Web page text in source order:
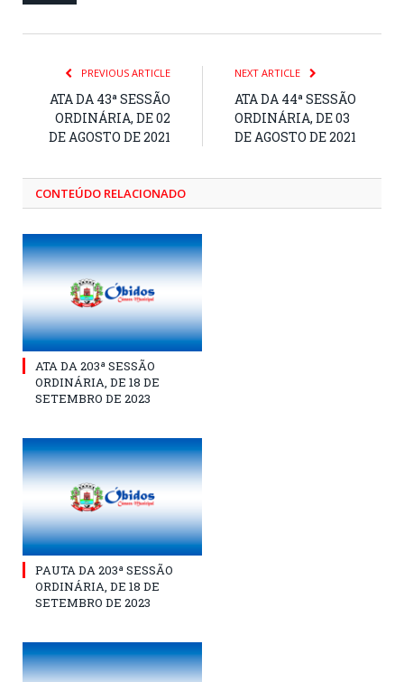
PREVIOUS ARTICLE
ATA DA 43ª SESSÃO
ORDINÁRIA, DE 02
DE AGOSTO DE 2021
NEXT ARTICLE
ATA DA 44ª SESSÃO
ORDINÁRIA, DE 03
DE AGOSTO DE 2021
CONTEÚDO RELACIONADO
ATA DA 203ª SESSÃO
ORDINÁRIA, DE 18 DE
SETEMBRO DE 2023
PAUTA DA 203ª SESSÃO
ORDINÁRIA, DE 18 DE
SETEMBRO DE 2023